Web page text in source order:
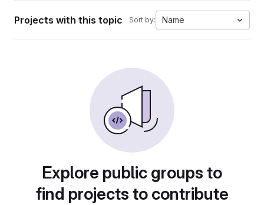
Projects with this topic Sort by: Name
Explore public groups to
find projects to contribute